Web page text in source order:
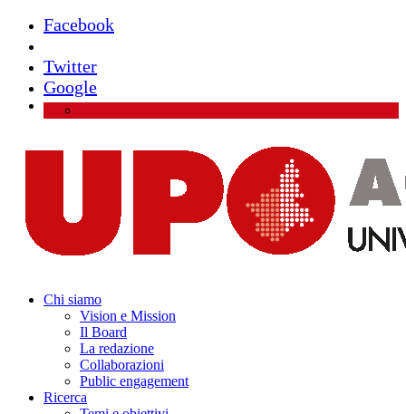
Facebook
Twitter
Google
Chi siamo
Vision e Mission
Il Board
La redazione
Collaborazioni
Public engagement
Ricerca